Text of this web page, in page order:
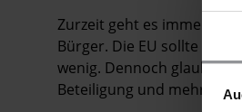
Zurzeit geht es immer nur
Bürger. Die EU sollte den
wenig. Dennoch glaube
Beteiligung und mehr